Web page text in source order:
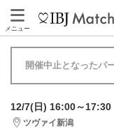
メニュー
開催中止となったパ
12/7(日) 16:00～17:30
ツヴァイ新潟